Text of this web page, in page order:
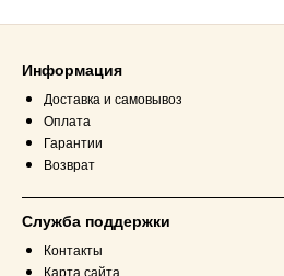
Информация
Доставка и самовывоз
Оплата
Гарантии
Возврат
Служба поддержки
Контакты
Карта сайта